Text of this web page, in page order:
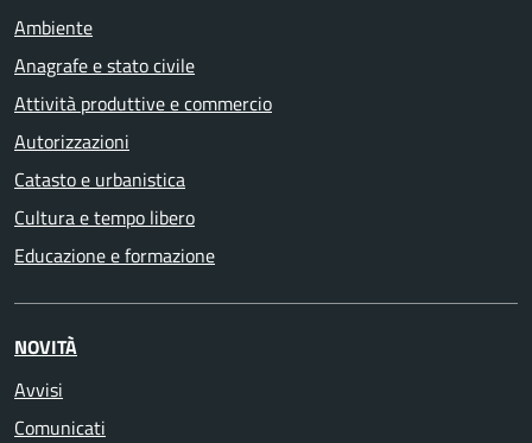
Ambiente
Anagrafe e stato civile
Attività produttive e commercio
Autorizzazioni
Catasto e urbanistica
Cultura e tempo libero
Educazione e formazione
NOVITÀ
Avvisi
Comunicati